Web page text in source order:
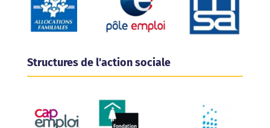
Structures de l'action sociale